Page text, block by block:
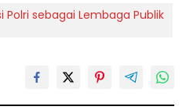
Polri sebagai Lembaga Publik